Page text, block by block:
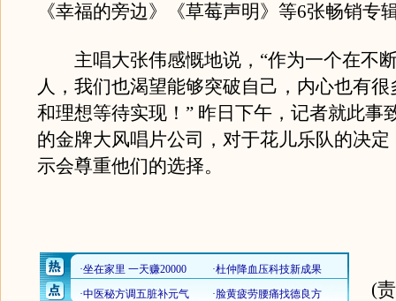
《幸福的旁边》《草莓声明》等6张畅销专
主唱大张伟感慨地说，“作为一个在不
人，我们也渴望能够突破自己，内心也有
和理想等待实现！” 昨日下午，记者就此事
的金牌大风唱片公司，对于花儿乐队的决定
示会尊重他们的选择。
(